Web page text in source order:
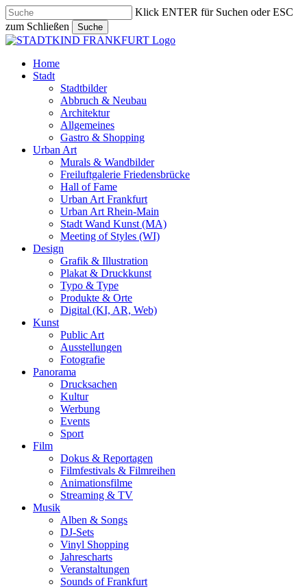
Skip
to
main
content
Klick ENTER für Suchen oder ESC
zum Schließen
Suche
Close
search
Menu
Home
Stadt
Stadtbilder
Abbruch & Neubau
Architektur
Allgemeines
Gastro & Shopping
Urban Art
Murals & Wandbilder
Freiluftgalerie Friedensbrücke
Hall of Fame
Urban Art Frankfurt
Urban Art Rhein-Main
Stadt Wand Kunst (MA)
Meeting of Styles (WI)
Design
Grafik & Illustration
Plakat & Druckkunst
Typo & Type
Produkte & Orte
Digital (KI, AR, Web)
Kunst
Public Art
Ausstellungen
Fotografie
Panorama
Drucksachen
Kultur
Werbung
Events
Sport
Film
Dokus & Reportagen
Filmfestivals & Filmreihen
Animationsfilme
Streaming & TV
Musik
Alben & Songs
DJ-Sets
Vinyl Shopping
Jahrescharts
Veranstaltungen
Sounds of Frankfurt